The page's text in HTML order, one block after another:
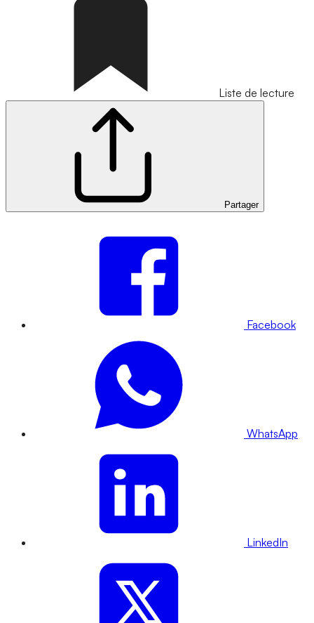
Liste de lecture
Partager
Facebook
WhatsApp
LinkedIn